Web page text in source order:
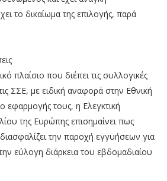
το δικαίωμα της επιλογής, παρά
πλαίσιο που διέπει τις συλλογικές
ΣΣΕ, με ειδική αναφορά στην Εθνική
εφαρμογής τους, η Ελεγκτική
της Ευρώπης επισημαίνει πως
την παροχή εγγυήσεων για
εύλογη διάρκεια του εβδομαδιαίου